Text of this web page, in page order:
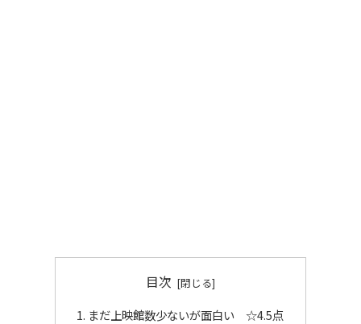
目次
まだ上映館数少ないが面白い ☆4.5点